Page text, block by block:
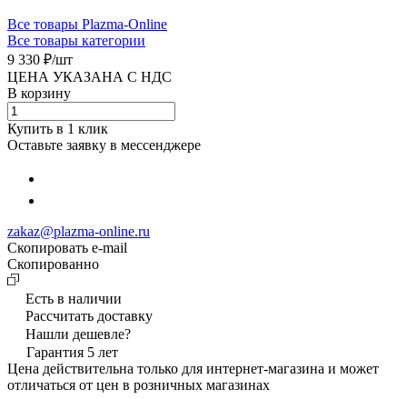
Все товары Plazma-Online
Все товары категории
9 330 ₽/шт
ЦЕНА УКАЗАНА С НДС
В корзину
Купить в 1 клик
Оставьте заявку в мессенджере
zakaz@plazma-online.ru
Скопировать e-mail
Cкопированно
Есть в наличии
Рассчитать доставку
Нашли дешевле?
Гарантия 5 лет
Цена действительна только для интернет-магазина и может
отличаться от цен в розничных магазинах